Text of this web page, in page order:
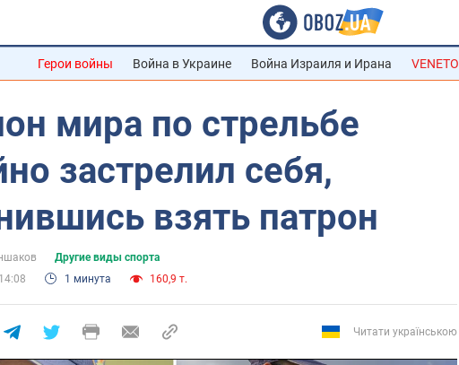
Герои войны Война в Украине Война Израиля и Ирана VENETO
мира по стрельбе
застрелил себя,
взять патрон
Другие виды спорта
1 минута 160,9 т.
Читати українською